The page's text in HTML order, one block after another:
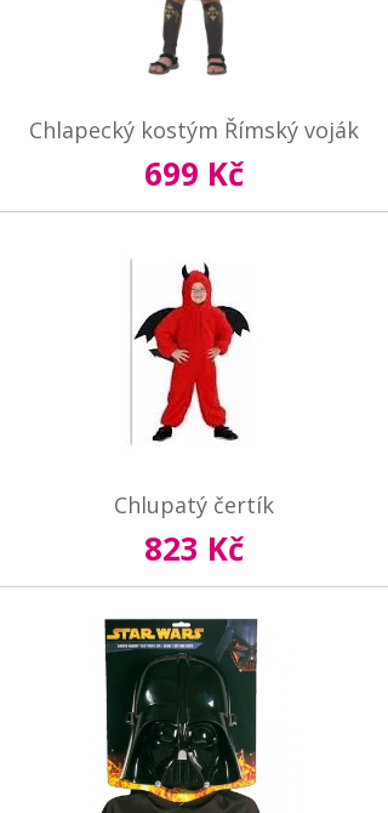
Chlapecký kostým Římský voják
699 Kč
Chlupatý čertík
823 Kč